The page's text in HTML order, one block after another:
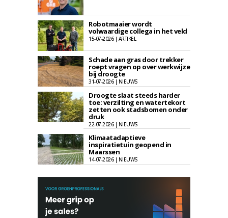
Robotmaaier wordt
volwaardige collega in het veld
15-07-2026 | ARTIKEL
Schade aan gras door trekker
roept vragen op over werkwijze
bij droogte
31-07-2026 | NIEUWS
Droogte slaat steeds harder
toe: verzilting en watertekort
zetten ook stadsbomen onder
druk
22-07-2026 | NIEUWS
Klimaatadaptieve
inspiratietuin geopend in
Maarssen
14-07-2026 | NIEUWS